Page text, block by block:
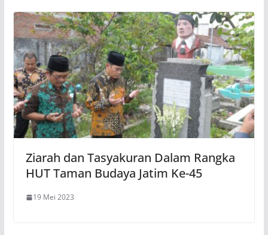
Ziarah dan Tasyakuran Dalam Rangka
HUT Taman Budaya Jatim Ke-45
19 Mei 2023